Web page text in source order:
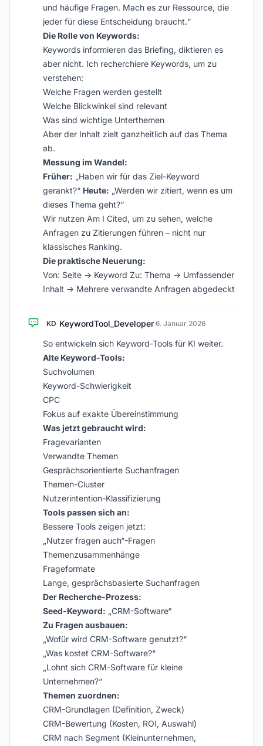
und häufige Fragen. Mach es zur Ressource, die
jeder für diese Entscheidung braucht.“
Die Rolle von Keywords:
Keywords informieren das Briefing, diktieren es
aber nicht. Ich recherchiere Keywords, um zu
verstehen:
Welche Fragen werden gestellt
Welche Blickwinkel sind relevant
Was sind wichtige Unterthemen
Aber der Inhalt zielt ganzheitlich auf das Thema
ab.
Messung im Wandel:
Früher: „Haben wir für das Ziel-Keyword
gerankt?“ Heute: „Werden wir zitiert, wenn es um
dieses Thema geht?“
Wir nutzen Am I Cited, um zu sehen, welche
Anfragen zu Zitierungen führen – nicht nur
klassisches Ranking.
Die praktische Neuerung:
Von: Seite → Keyword Zu: Thema → Umfassender
Inhalt → Mehrere verwandte Anfragen abgedeckt
KD KeywordTool_Developer·6. Januar 2026
So entwickeln sich Keyword-Tools für KI weiter.
Alte Keyword-Tools:
Suchvolumen
Keyword-Schwierigkeit
CPC
Fokus auf exakte Übereinstimmung
Was jetzt gebraucht wird:
Fragevarianten
Verwandte Themen
Gesprächsorientierte Suchanfragen
Themen-Cluster
Nutzerintention-Klassifizierung
Tools passen sich an:
Bessere Tools zeigen jetzt:
„Nutzer fragen auch“-Fragen
Themenzusammenhänge
Frageformate
Lange, gesprächsbasierte Suchanfragen
Der Recherche-Prozess:
Seed-Keyword: „CRM-Software“
Zu Fragen ausbauen:
„Wofür wird CRM-Software genutzt?“
„Was kostet CRM-Software?“
„Lohnt sich CRM-Software für kleine
Unternehmen?“
Themen zuordnen:
CRM-Grundlagen (Definition, Zweck)
CRM-Bewertung (Kosten, ROI, Auswahl)
CRM nach Segment (Kleinunternehmen,